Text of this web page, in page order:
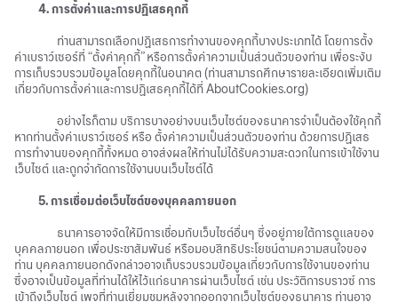
4. การตั้งค่าและการปฏิเสธคุกกี้
ท่านสามารถเลือกปฏิเสธการทำงานของคุกกี้บางประเภทได้ โดยการตั้ง
ค่าเบราว์เซอร์ที่ “ตั้งค่าคุกกี้” หรือการตั้งค่าความเป็นส่วนตัวของท่าน เพื่อระงับ
การเก็บรวบรวมข้อมูลโดยคุกกี้ในอนาคต (ท่านสามารถศึกษารายละเอียดเพิ่มเติม
เกี่ยวกับการตั้งค่าและการปฏิเสธคุกกี้ได้ที่AboutCookies.org)
อย่างไรก็ตาม บริการบางอย่างบนเว็บไซต์ของธนาคารจำเป็นต้องใช้คุกกี้
หากท่านตั้งค่าเบราว์เซอร์ หรือ ตั้งค่าความเป็นส่วนตัวของท่าน ด้วยการปฏิเสธ
การทำงานของคุกกี้ทั้งหมด อาจส่งผลให้ท่านไม่ได้รับความสะดวกในการเข้าใช้งาน
เว็บไซต์ และถูกจำกัดการใช้งานบนเว็บไซต์ได้
5. การเชื่อมต่อเว็บไซต์ของบุคคลภายนอก
ธนาคารอาจจัดให้มีการเชื่อมกับเว็บไซต์อื่นๆ ซึ่งอยู่ภายใต้การดูแลของ
บุคคลภายนอก เพื่อประชาสัมพันธ์ หรือมอบสิทธิประโยชน์ตามความสนใจของ
ท่าน บุคคลภายนอกดังกล่าวอาจเก็บรวบรวมข้อมูลเกี่ยวกับการใช้งานของท่าน
ซึ่งอาจเป็นข้อมูลที่ท่านได้ให้ไว้แก่ธนาคารผ่านเว็บไซต์ เช่น ประวัติการบราวซ์ การ
เข้าถึงเว็บไซต์ เพจที่ท่านเยี่ยมชมหลังจากออกจากเว็บไซต์ของธนาคาร ท่านอาจ